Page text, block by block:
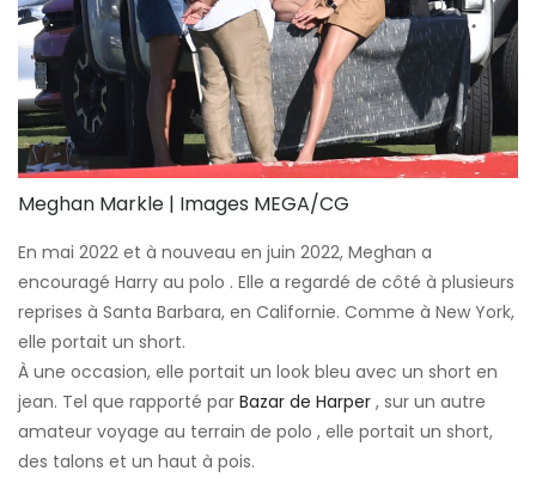
Meghan Markle | Images MEGA/CG
En mai 2022 et à nouveau en juin 2022, Meghan a
encouragé Harry au polo . Elle a regardé de côté à plusieurs
reprises à Santa Barbara, en Californie. Comme à New York,
elle portait un short.
À une occasion, elle portait un look bleu avec un short en
jean. Tel que rapporté par Bazar de Harper , sur un autre
amateur voyage au terrain de polo , elle portait un short,
des talons et un haut à pois.